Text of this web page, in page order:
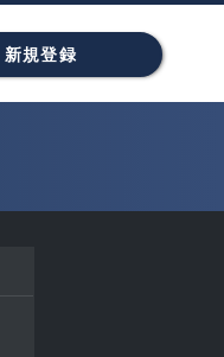
新規登録